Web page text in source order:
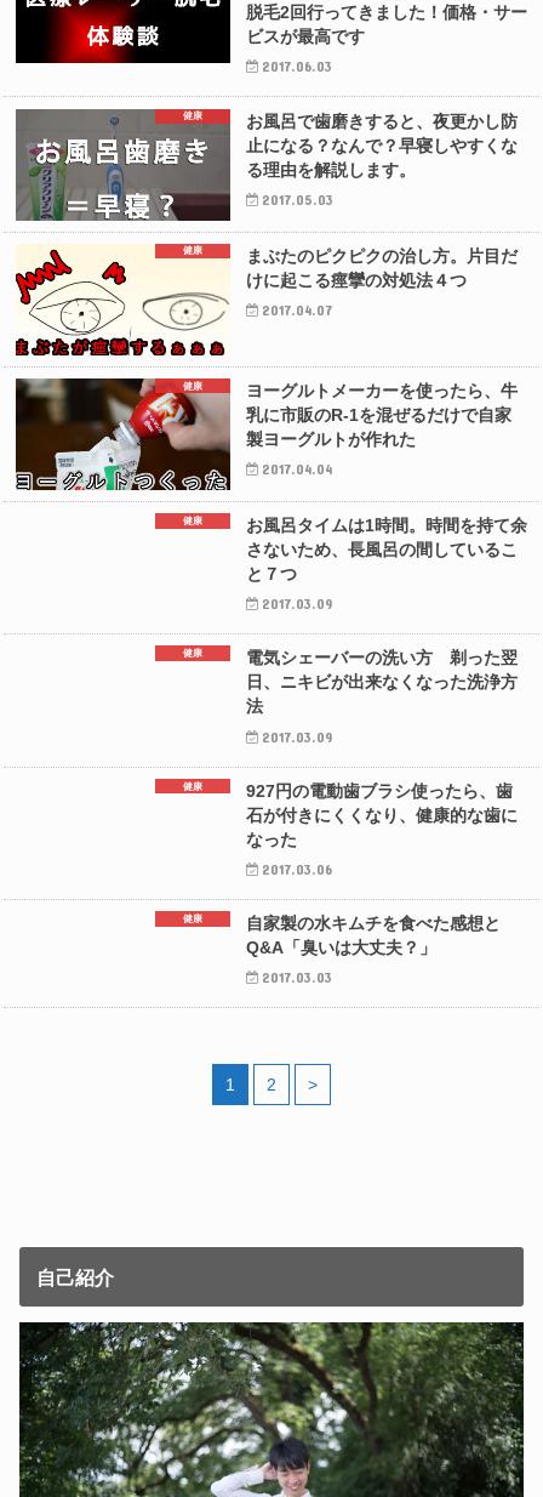
脱毛2回行ってきました！価格・サー
ビスが最高です
2017.06.03
健康
お風呂で歯磨きすると、夜更かし防
止になる？なんで？早寝しやすくな
る理由を解説します。
2017.05.03
健康
まぶたのピクピクの治し方。片目だ
けに起こる痙攣の対処法４つ
2017.04.07
健康
ヨーグルトメーカーを使ったら、牛
乳に市販のR-1を混ぜるだけで自家
製ヨーグルトが作れた
2017.04.04
健康
お風呂タイムは1時間。時間を持て余
さないため、長風呂の間しているこ
と７つ
2017.03.09
健康
電気シェーバーの洗い方 剃った翌
日、ニキビが出来なくなった洗浄方
法
2017.03.09
健康
927円の電動歯ブラシ使ったら、歯
石が付きにくくなり、健康的な歯に
なった
2017.03.06
健康
自家製の水キムチを食べた感想と
Q&A「臭いは大丈夫？」
2017.03.03
1 2 >
自己紹介